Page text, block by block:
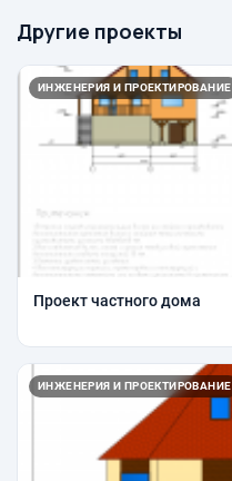
Другие проекты
ИНЖЕНЕРИЯ И ПРОЕКТИРОВАНИЕ
Проект частного дома
ИНЖЕНЕРИЯ И ПРОЕКТИРОВАНИЕ